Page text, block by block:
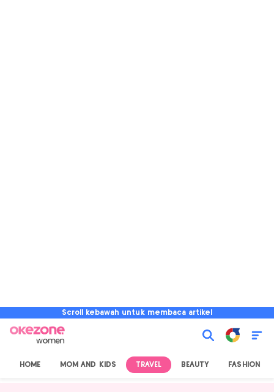
Scroll kebawah untuk membaca artikel
HOME MOM AND KIDS TRAVEL BEAUTY FASHION